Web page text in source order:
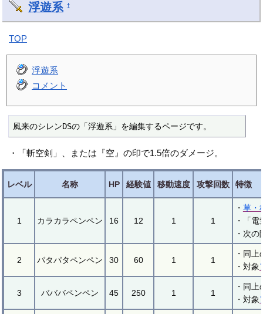
浮遊系 †
TOP
浮遊系
コメント
風来のシレンDSの「浮遊系」を編集するページです。
・「斬空剣」、または『空』の印で1.5倍のダメージ。
レベル 名称 HP 経験値 移動速度 攻撃回数 特徴
1 カラカラペンペン 16 12 1 1
・ 草・
・「
・次
2 パタパタペンペン 30 60 1 1
・同
・対象
3 バババペンペン 45 250 1 1
・同
・対象